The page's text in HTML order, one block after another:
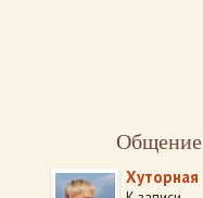
Общение
Хуторная